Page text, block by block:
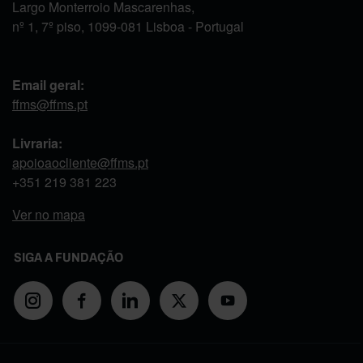
Largo Monterroio Mascarenhas,
nº 1, 7º piso, 1099-081 Lisboa - Portugal
Email geral:
ffms@ffms.pt
Livraria:
apoioaocliente@ffms.pt
+351 219 381 223
Ver no mapa
SIGA A FUNDAÇÃO